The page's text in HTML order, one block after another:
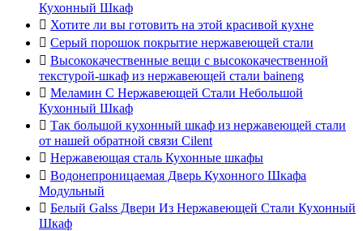
Кухонный Шкаф
 Хотите ли вы готовить на этой красивой кухне
 Серый порошок покрытие нержавеющей стали
 Высококачественные вещи с высококачественной
текстурой-шкаф из нержавеющей стали baineng
 Меламин С Нержавеющей Стали Небольшой
Кухонный Шкаф
 Так большой кухонный шкаф из нержавеющей стали
от нашей обратной связи Cilent
 Нержавеющая сталь Кухонные шкафы
 Водонепроницаемая Дверь Кухонного Шкафа
Модульный
 Белый Galss Двери Из Нержавеющей Стали Кухонный
Шкаф